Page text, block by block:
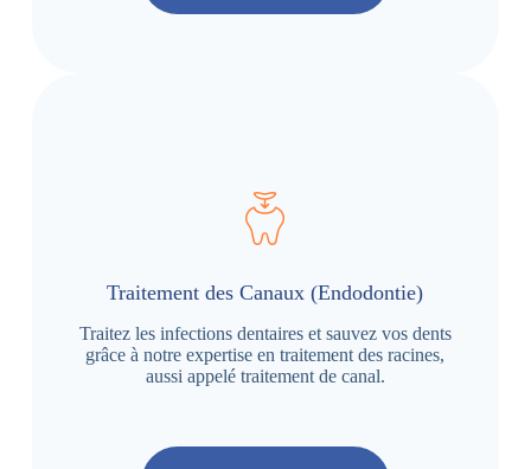
Traitement des Canaux (Endodontie)
Traitez les infections dentaires et sauvez vos dents
grâce à notre expertise en traitement des racines,
aussi appelé traitement de canal.